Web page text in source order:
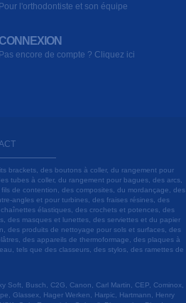
Pour l'orthodontiste et son équipe
CONNEXION
Pas encore de compte ? Cliquez ici
brackets, des boutons à coller, du rangement pour
tubes à coller, du rangement pour bagues, des arcs,
de contention, des composites, du mordançage, des
angles et pour turbines, des fraises résines, des
élastiques, des crochets et potences, des
des masques et lunettes, des serviettes et du papier
des produits de nettoyage pour sols et surfaces, des
des appareils de thermoformage, des plaques à
tels que des classeurs, des stylos, des ramettes de
Soft, Busch, C2G, Canon, Carl Martin, CEP, Cominox,
Glassex, Hager Werken, Harpic, Hartmann, Henry